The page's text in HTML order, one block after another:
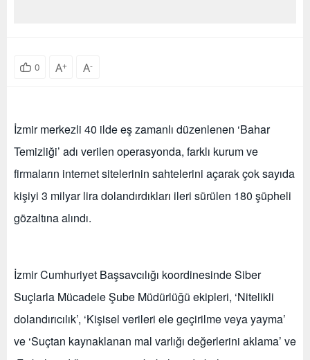
0 A+ A-
İzmir merkezli 40 ilde eş zamanlı düzenlenen ‘Bahar
Temizliği’ adı verilen operasyonda, farklı kurum ve
firmaların internet sitelerinin sahtelerini açarak çok sayıda
kişiyi 3 milyar lira dolandırdıkları ileri sürülen 180 şüpheli
gözaltına alındı.
İzmir Cumhuriyet Başsavcılığı koordinesinde Siber
Suçlarla Mücadele Şube Müdürlüğü ekipleri, ‘Nitelikli
dolandırıcılık’, ‘Kişisel verileri ele geçirilme veya yayma’
ve ‘Suçtan kaynaklanan mal varlığı değerlerini aklama’ ve